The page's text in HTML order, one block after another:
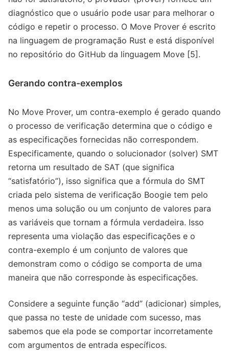
diagnóstico que o usuário pode usar para melhorar o
código e repetir o processo. O Move Prover é escrito
na linguagem de programação Rust e está disponível
no repositório do GitHub da linguagem Move [5].
Gerando contra-exemplos
No Move Prover, um contra-exemplo é gerado quando
o processo de verificação determina que o código e
as especificações fornecidas não correspondem.
Especificamente, quando o solucionador (solver) SMT
retorna um resultado de SAT (que significa
“satisfatório”), isso significa que a fórmula do SMT
criada pelo sistema de verificação Boogie tem pelo
menos uma solução ou um conjunto de valores para
as variáveis que tornam a fórmula verdadeira. Isso
representa uma violação das especificações e o
contra-exemplo é um conjunto de valores que
demonstram como o código se comporta de uma
maneira que não corresponde às especificações.
Considere a seguinte função “add” (adicionar) simples,
que passa no teste de unidade com sucesso, mas
sabemos que ela pode se comportar incorretamente
com argumentos de entrada específicos.